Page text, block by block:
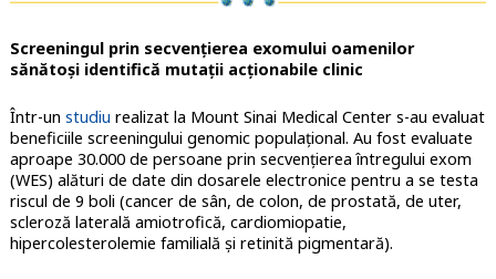
Screeningul prin secvențierea exomului oamenilor
sănătoși identifică mutații acționabile clinic
Într-un studiu realizat la Mount Sinai Medical Center s-au evaluat
beneficiile screeningului genomic populațional. Au fost evaluate
aproape 30.000 de persoane prin secvențierea întregului exom
(WES) alături de date din dosarele electronice pentru a se testa
riscul de 9 boli (cancer de sân, de colon, de prostată, de uter,
scleroză laterală amiotrofică, cardiomiopatie,
hipercolesterolemie familială și retinită pigmentară).